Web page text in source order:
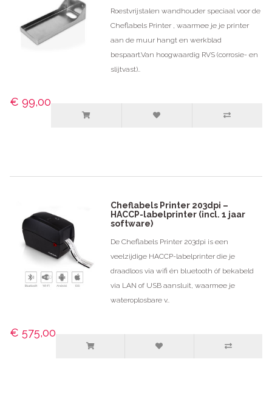
Roestvrijstalen wandhouder speciaal voor de
Cheflabels Printer , waarmee je je printer
aan de muur hangt en werkblad
bespaart.Van hoogwaardig RVS (corrosie- en
slijtvast)..
€ 99,00
Cheflabels Printer 203dpi –
HACCP-labelprinter (incl. 1 jaar
software)
De Cheflabels Printer 203dpi is een
veelzijdige HACCP-labelprinter die je
draadloos via wifi én bluetooth óf bekabeld
via LAN of USB aansluit, waarmee je
wateroplosbare v..
€ 575,00